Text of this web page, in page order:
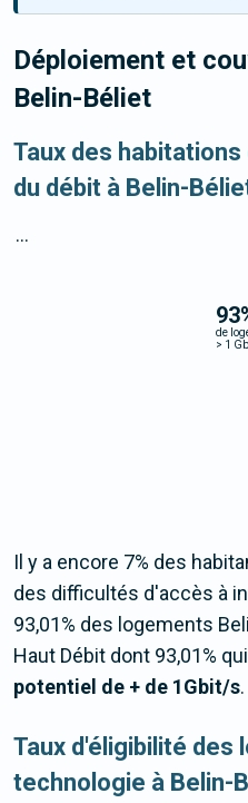
Déploiement et
Belin-Béliet
Taux des
du débit à Belin-
93
de
> 1
...
Il y a encore 7% des
des difficultés d'accès à
93,01% des logements
Haut Débit dont 93,01%
potentiel de + de 1Gbit/s.
Taux d'éligibilité des
technologie à Belin-